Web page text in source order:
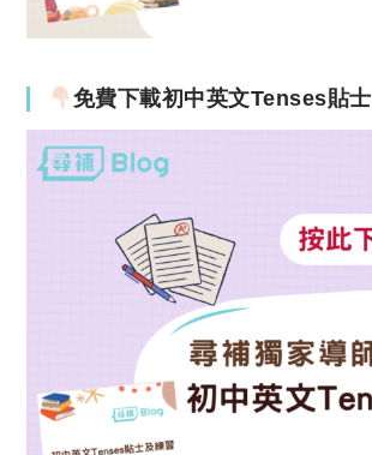
免費下載初中英文Tenses貼士